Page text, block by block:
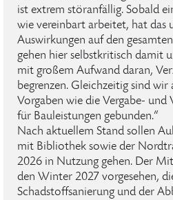
ist extrem störanfällig. Sobald
wie vereinbart arbeitet, hat das
Auswirkungen auf den
gehen hier selbstkritisch damit
mit großem Aufwand daran,
begrenzen. Gleichzeitig sind wir
Vorgaben wie die Vergabe- und
für Bauleistungen gebunden.“
Nach aktuellem Stand sollen
mit Bibliothek sowie der
2026 in Nutzung gehen. Der
den Winter 2027 vorgesehen,
Schadstoffsanierung und der